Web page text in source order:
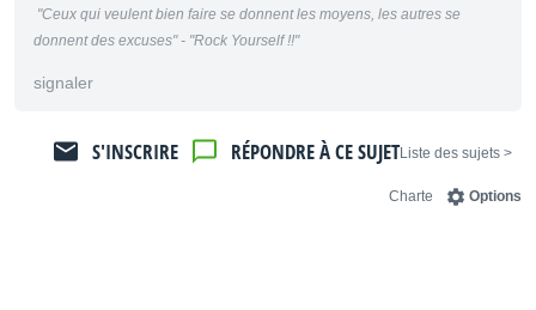
"Ceux qui veulent bien faire se donnent les moyens, les autres se
donnent des excuses" - "Rock Yourself !!"
signaler
< Liste des sujets
RÉPONDRE À CE SUJET
S'INSCRIRE
Options
Charte